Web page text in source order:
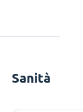
Sanità